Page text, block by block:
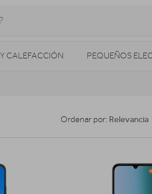
CALEFACCIÓN PEQUEÑOS
HIGIENE Y SALUD ENERGÍA
Ordenar por: Relevancia